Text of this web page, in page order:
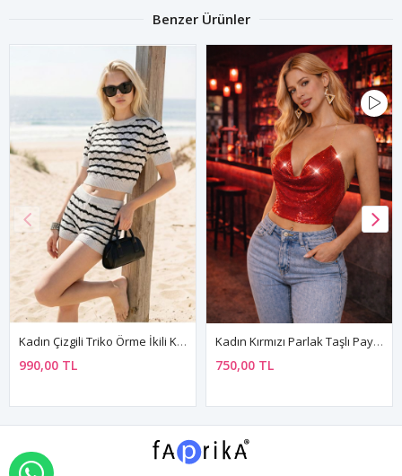
Benzer Ürünler
Kadın Çizgili Triko Örme İkili Kısa Şortlu Yazlık Takım - Mini Crop Bluz Plaj Tatil Kombini
990,00 TL
Kadın Kırmızı Parlak Taşlı Payetli Mini Crop Kayık Yaka Seksi Zincirli Bluz Zırh Büstiyer
750,00 TL